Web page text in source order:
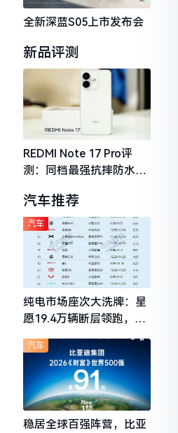
全新深蓝S05上市发布会
新品评测
REDMI Note 17 Pro评
测：同档最强抗摔防水，
守门员
汽车推荐
纯电市场座次大洗牌：星
愿19.4万辆断层领跑，理
想i6成最强黑马
汽车
稳居全球百强阵营，比亚
汽车